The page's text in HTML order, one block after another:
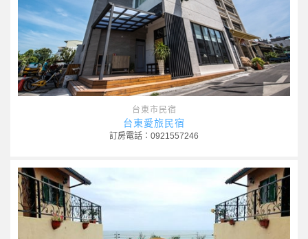
台東市民宿
台東愛旅民宿
訂房電話：0921557246